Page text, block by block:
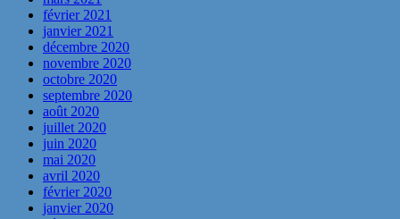
février 2021
janvier 2021
décembre 2020
novembre 2020
octobre 2020
septembre 2020
août 2020
juillet 2020
juin 2020
mai 2020
avril 2020
février 2020
janvier 2020